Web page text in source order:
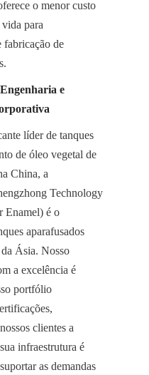
o menor custo
para
fabricação de
e
líder de tanques
de óleo vegetal de
China, a
Technology
Enamel) é o
aparafusados
Ásia. Nosso
a excelência é
portfólio
clientes a
infraestrutura é
as demandas